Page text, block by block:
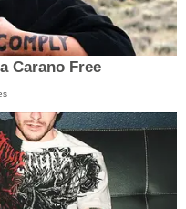
Carano Free